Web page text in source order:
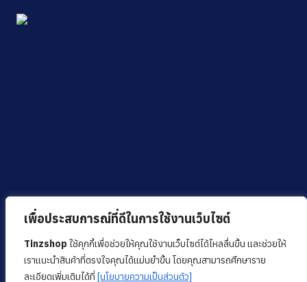
เพื่อประสบการณ์ที่ดีในการใช้งานเว็บไซต์
Tinzshop ใช้คุกกี้เพื่อช่วยให้คุณใช้งานเว็บไซต์ได้ไหลลื่นขึ้น และช่วยให้
เราแนะนำสินค้าที่ตรงใจคุณได้แม่นยำขึ้น โดยคุณสามารถศึกษาราย
ละเอียดเพิ่มเติมได้ที่ [นโยบายความเป็นส่วนตัว]